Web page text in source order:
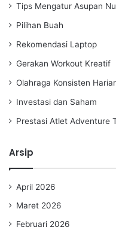
Tips Mengatur Asupan
Pilihan Buah
Rekomendasi Laptop
Gerakan Workout Kreatif
Olahraga Konsisten
Investasi dan Saham
Prestasi Atlet Adventure
Arsip
April 2026
Maret 2026
Februari 2026